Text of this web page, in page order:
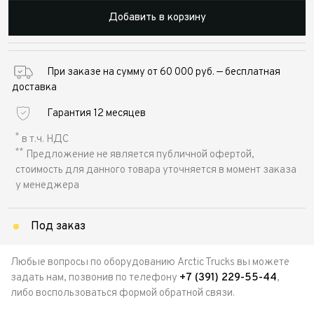
Добавить в корзину
При заказе на сумму от 60 000 руб. — бесплатная
доставка
Гарантия 12 месяцев
* в т.ч. НДС
** Предложение не является публичной офертой,
стоимость для данного товара уточняется в момент заказа
у менеджера
Под заказ
Любые вопросы по оборудованию Arctic Trucks вы можете
задать нам, позвонив по телефону +7 (391) 229-55-44,
либо воспользоваться формой обратной связи.